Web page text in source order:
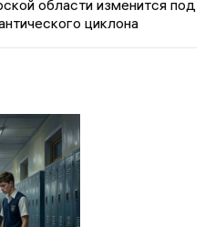
области изменится под
циклона